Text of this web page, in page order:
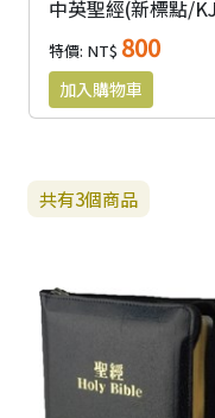
特價: NT$ 800
共有3個商品